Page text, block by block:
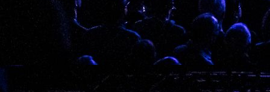
Album: Hit the Road and Go